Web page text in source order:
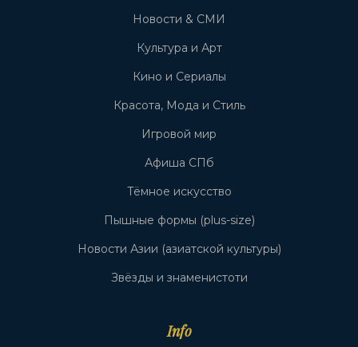
Новости & СМИ
Культура и Арт
Кино и Сериалы
Красота, Мода и Стиль
Игровой мир
Афиша СПб
Тёмное искусство
Пышные формы (plus-size)
Новости Азии (азиатской культуры)
Звёзды и знаменистоти
Info